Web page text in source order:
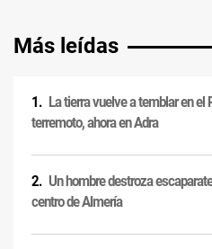
Más leídas
La tierra vuelve a temblar en el
terremoto, ahora en Adra
Un hombre destroza
centro de Almería